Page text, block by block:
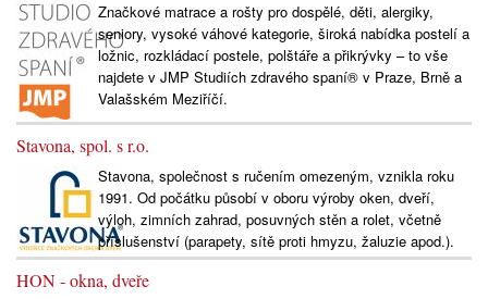
Značkové matrace a rošty pro dospělé, děti, alergiky,
seniory, vysoké váhové kategorie, široká nabídka postelí a
ložnic, rozkládací postele, polštáře a přikrývky – to vše
najdete v JMP Studiích zdravého spaní® v Praze, Brně a
Valašském Meziříčí.
Stavona, spol. s r.o.
Stavona, společnost s ručením omezeným, vznikla roku
1991. Od počátku působí v oboru výroby oken, dveří,
výloh, zimních zahrad, posuvných stěn a rolet, včetně
příslušenství (parapety, sítě proti hmyzu, žaluzie apod.).
HON - okna, dveře